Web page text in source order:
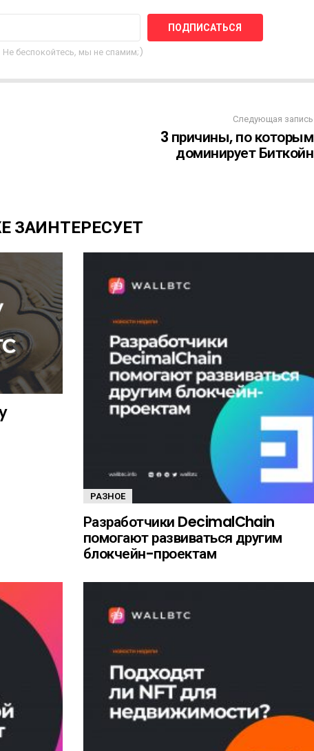
Не беспокойтесь, мы не спамим;)
Следующая запись
3 причины, по которым
доминирует Биткойн
ЗАИНТЕРЕСУЕТ
РАЗНОЕ
Разработчики DecimalChain
помогают развиваться другим
блокчейн-проектам